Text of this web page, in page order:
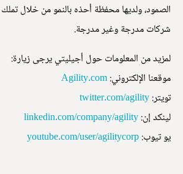
الصمود، ولديها محفظة أحذه بالنمو من خلال
شركات مدرجة وغير مدرجة.
لمزيد من المعلومات حول أجيليتي يرجى زيارة:
موقعنا الإلكتروني:Agility.com
تويتر:twitter.com/agility
لينكد إن:linkedin.com/company/agility
يو تيوب:youtube.com/user/agilitycorp